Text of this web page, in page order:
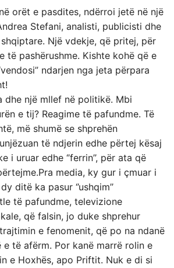
orët e pasdites, ndërroi jetë në një
Stefani, analisti, publicisti dhe
Një vdekje, që pritej, për
të pashërushme. Kishte kohë që e
ndarjen nga jeta përpara
dhe një mllef në politikë. Mbi
e tij? Reagime të pafundme. Të
më shumë se shprehën
të ndjerin edhe përtej kësaj
i uruar edhe ‘’ferrin’’, për ata që
media, ky gur i çmuar i
ditë ka pasur ‘’ushqim’’
të pafundme, televizione
që falsin, jo duke shprehur
e fenomenit, që po na ndanë
të afërm. Por kanë marrë rolin e
e Hoxhës, apo Priftit. Nuk e di si